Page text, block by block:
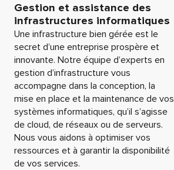
Gestion et assistance des
infrastructures informatiques
Une infrastructure bien gérée est le
secret d’une entreprise prospère et
innovante. Notre équipe d’experts en
gestion d’infrastructure vous
accompagne dans la conception, la
mise en place et la maintenance de vos
systèmes informatiques, qu’il s’agisse
de cloud, de réseaux ou de serveurs.
Nous vous aidons à optimiser vos
ressources et à garantir la disponibilité
de vos services.